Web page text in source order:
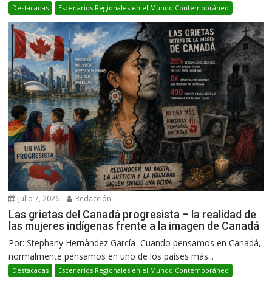
Destacadas Escenarios Regionales en el Mundo Contemporáneo
julio 7, 2026 Redacción
Las grietas del Canadá progresista – la realidad de
las mujeres indígenas frente a la imagen de Canadá
Por: Stephany Hernàndez García Cuando pensamos en Canadá,
normalmente pensamos en uno de los países más...
Destacadas Escenarios Regionales en el Mundo Contemporáneo